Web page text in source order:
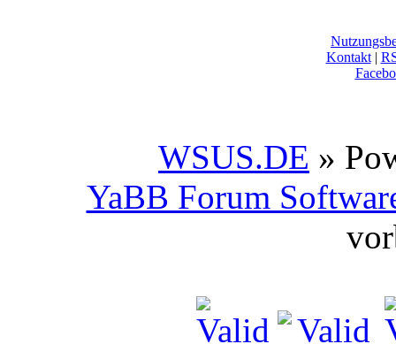
Kontakt|
WSUS.DE »
YaBB Forum